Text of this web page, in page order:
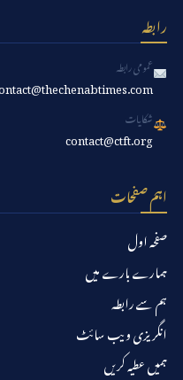
رابطہ
عمومی رابطہ
contact@thechenabtimes.com
شکایات
contact@ctft.org
اہم صفحات
صفحہ اول
ہمارے بارے میں
ہم سے رابطہ
انگریزی ویب سائٹ
ہمیں عطیہ کریں